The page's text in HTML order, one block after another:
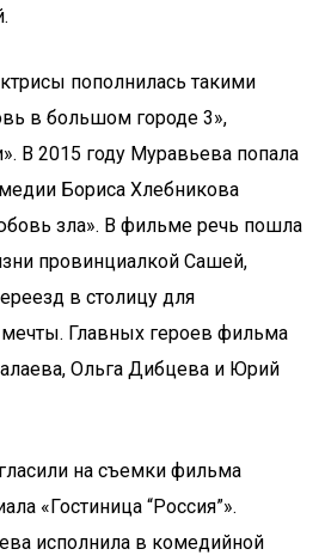
пополнилась такими
в большом городе 3»,
В 2015 году Муравьева попала
Бориса Хлебникова
зла». В фильме речь пошла
провинциалкой Сашей,
в столицу для
Главных героев фильма
Ольга Дибцева и Юрий
на съемки фильма
«Гостиница “Россия”».
исполнила в комедийной